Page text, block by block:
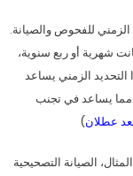
الزمني للفحوص والصيانة.
شهرية أو ربع سنوية،
التحديد الزمني يساعد
مما يساعد في تجنب
عطلان)
الصيانة التصحيحية